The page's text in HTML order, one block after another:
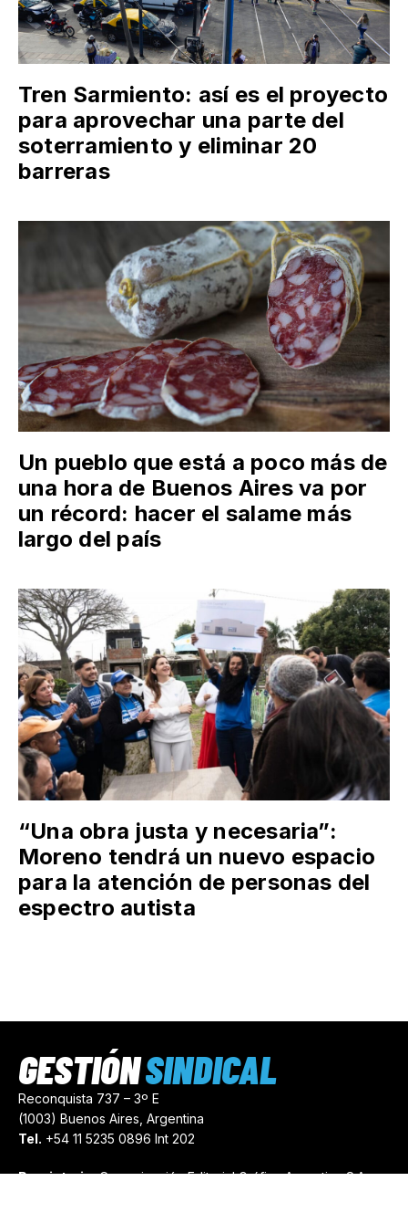
Tren Sarmiento: así es el proyecto
para aprovechar una parte del
soterramiento y eliminar 20
barreras
Un pueblo que está a poco más de
una hora de Buenos Aires va por
un récord: hacer el salame más
largo del país
“Una obra justa y necesaria”:
Moreno tendrá un nuevo espacio
para la atención de personas del
espectro autista
Reconquista 737 – 3º E
(1003) Buenos Aires, Argentina
Tel. +54 11 5235 0896 Int 202
Propietario:Comunicación Editorial Gráfica Argentina S.A.
GESTIÓNSINDICAL